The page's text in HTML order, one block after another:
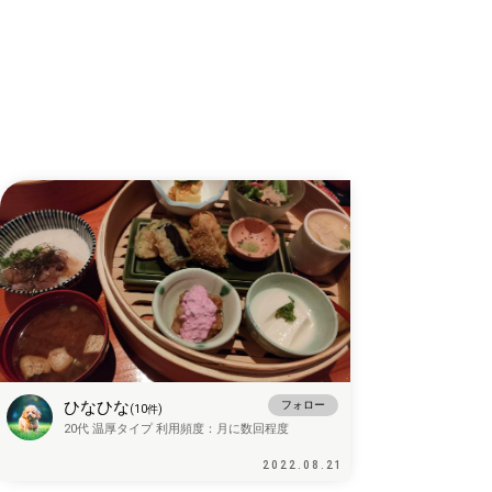
ひなひな(10件) フォロー
20代 温厚タイプ 利用頻度： 月に数回程度
2022.08.21